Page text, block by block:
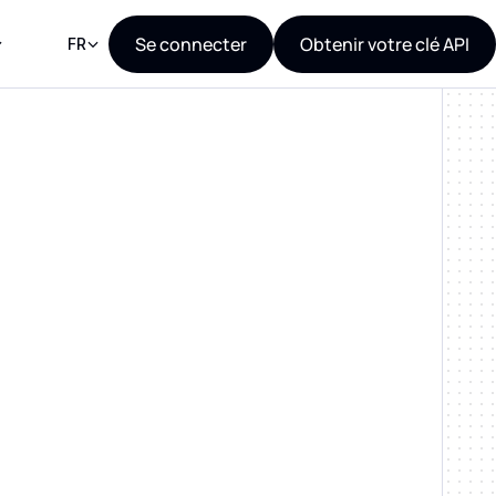
FR Se connecter Obtenir votre clé API